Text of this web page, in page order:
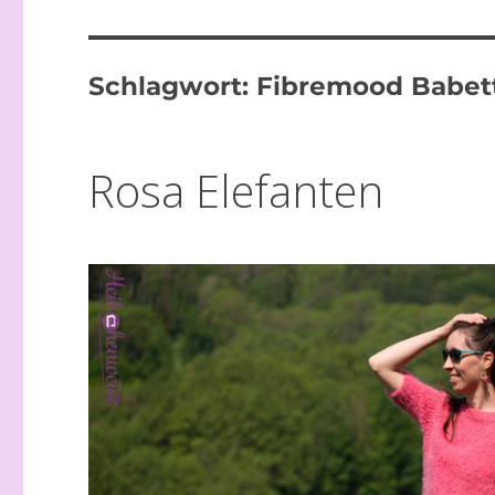
Schlagwort: Fibremood
Rosa Elefanten